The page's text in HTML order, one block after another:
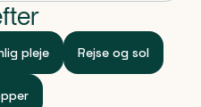
pleje Rejse og sol